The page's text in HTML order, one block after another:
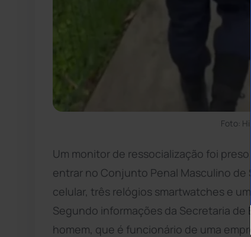
Foto:
Um monitor de ressocialização foi
entrar no Conjunto Penal Masculino de
celular, três relógios smartwatches e
Segundo informações da Secretaria
homem, que é funcionário de uma